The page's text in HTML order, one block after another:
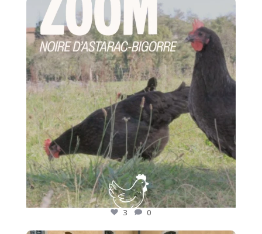
🐔 Zoom sur un produit de notre terroir
...
3 0
3 0